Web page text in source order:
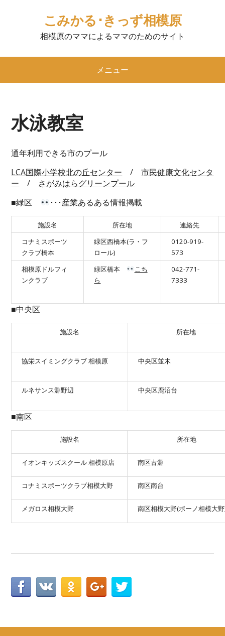
こみかる･きっず相模原
相模原のママによるママのためのサイト
メニュー
水泳教室
通年利用できる市のプール
LCA国際小学校北の丘センター /市民健康文化センタ
ー / さがみはらグリーンプール
■緑区
･･･産業あるある情報掲載
施設名 所在地
連絡先
コナミスポーツ
クラブ橋本
緑区西橋本(ラ・フ
ロール)
0120-919-
573
相模原ドルフィ
ンクラブ
緑区橋本
こち
ら
042-771-
7333
■中央区
施設名 所在地
協栄スイミングクラブ 相模原 中央区並木
ルネサンス淵野辺 中央区鹿沼台
■南区
施設名 所在地
イオンキッズスクール 相模原店 南区古淵
コナミスポーツクラブ相模大野 南区南台
メガロス相模大野 南区相模大野(ボーノ相模大